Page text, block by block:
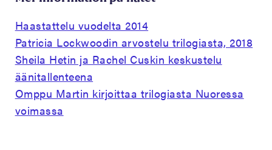
Haastattelu vuodelta 2014
Patricia Lockwoodin arvostelu trilogiasta, 2018
Sheila Hetin ja Rachel Cuskin keskustelu
äänitallenteena
Omppu Martin kirjoittaa trilogiasta Nuoressa
voimassa